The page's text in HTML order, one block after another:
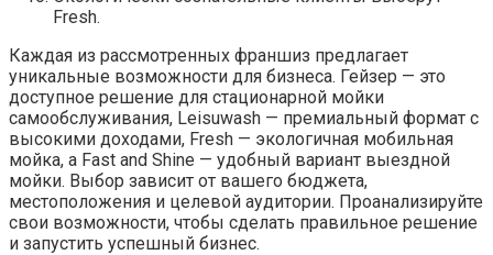
Fresh.
Каждая из рассмотренных франшиз предлагает
уникальные возможности для бизнеса. Гейзер — это
доступное решение для стационарной мойки
самообслуживания, Leisuwash — премиальный формат с
высокими доходами, Fresh — экологичная мобильная
мойка, а Fast and Shine — удобный вариант выездной
мойки. Выбор зависит от вашего бюджета,
местоположения и целевой аудитории. Проанализируйте
свои возможности, чтобы сделать правильное решение
и запустить успешный бизнес.